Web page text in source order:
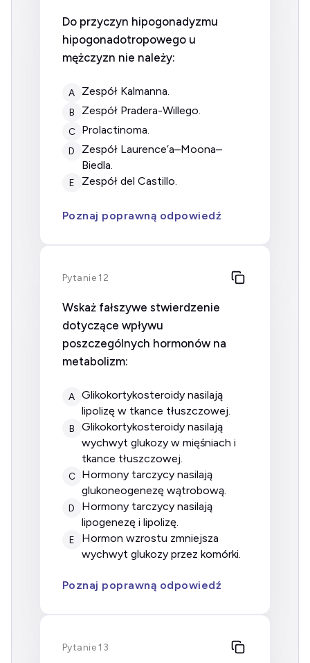
Do przyczyn hipogonadyzmu
hipogonadotropowego u
mężczyzn nie należy:
A zespół Kalmanna.
B zespół Pradera-Willego.
C prolactinoma.
D
zespół Laurence’a–Moona–
Biedla.
E zespół del Castillo.
Poznaj poprawną odpowiedź
Pytanie 12
Wskaż fałszywe stwierdzenie
dotyczące wpływu
poszczególnych hormonów na
metabolizm:
A
glikokortykosteroidy nasilają
lipolizę w tkance tłuszczowej.
B
glikokortykosteroidy nasilają
wychwyt glukozy w mięśniach i
tkance tłuszczowej.
C
hormony tarczycy nasilają
glukoneogenezę wątrobową.
D
hormony tarczycy nasilają
lipogenezę i lipolizę.
E
hormon wzrostu zmniejsza
wychwyt glukozy przez komórki.
Poznaj poprawną odpowiedź
Pytanie 13